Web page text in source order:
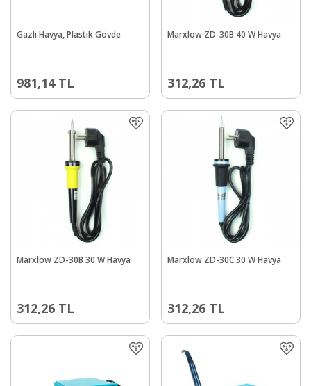
Gazlı Havya, Plastik Gövde
981,14TL
Marxlow ZD-30B 40 W Havya
312,26 TL
Marxlow ZD-30B 30 W Havya
312,26 TL
Marxlow ZD-30C 30 W Havya
312,26 TL